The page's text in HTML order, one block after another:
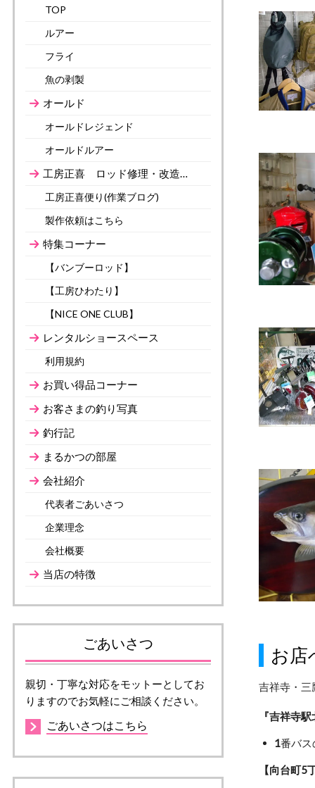
お店
吉祥寺・三
『吉祥寺
1番バ
【向台町5
TOP
ルアー
フライ
魚の剥製
オールド
オールドレジェンド
オールドルアー
工房正喜 ロッド修理・改造…
工房正喜便り(作業ブログ)
製作依頼はこちら
特集コーナー
【バンブーロッド】
【工房ひわたり】
【NICE ONE CLUB】
レンタルショースペース
利用規約
お買い得品コーナー
お客さまの釣り写真
釣行記
まるかつの部屋
会社紹介
代表者ごあいさつ
企業理念
会社概要
当店の特徴
ごあいさつ
親切・丁寧な対応をモットーとしてお
りますのでお気軽にご相談ください。
ごあいさつはこちら